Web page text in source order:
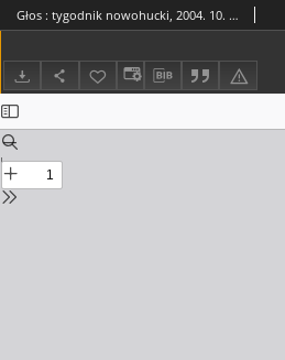
Głos : tygodnik nowohucki, 2004. 10. 01, nr 40